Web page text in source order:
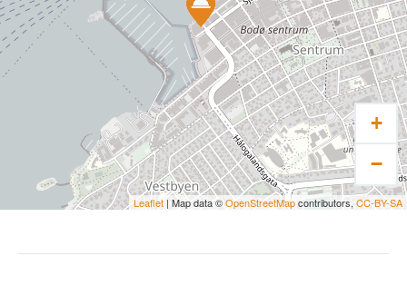
+
−
Leaflet | Map data ©OpenStreetMapcontributors, CC-BY-SA